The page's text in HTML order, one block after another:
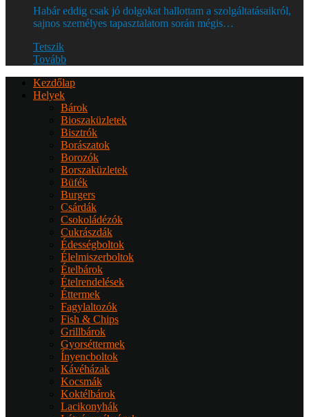
Habár eddig csak jó dolgokat hallottam a szolgáltatásaikról,
sajnos személyes tapasztalatom során mégis…
Tetszik
Tovább
Kezdőlap
Helyek
Bárok
Bioszaküzletek
Bisztrók
Borászatok
Borozók
Borszaküzletek
Büfék
Burgers
Csárdák
Csokoládézók
Cukrászdák
Édességboltok
Élelmiszerboltok
Ételbárok
Ételrendelések
Éttermek
Fagylaltozók
Fish & Chips
Grillbárok
Gyorséttermek
Ínyencboltok
Kávéházak
Kocsmák
Koktélbárok
Lacikonyhák